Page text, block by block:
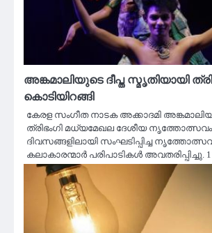
അങ്കമാലിയുടെ ദീപ്ത സ്മൃതിയായി
കൊടിയിറങ്ങി
കേരള സംഗീത നാടക അക്കാദമി
ത്രിഭംഗി മധ്യമേഖല ദേശീയ നൃത്തോത്സവം
ദിവസങ്ങളിലായി സംഘടിപ്പിച്ച
കലാകാരന്മാർ പരിപാടികൾ അവതരിപ്പിച്ചു.